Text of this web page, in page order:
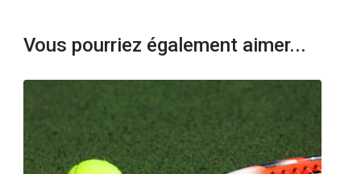
Vous pourriez également aimer...